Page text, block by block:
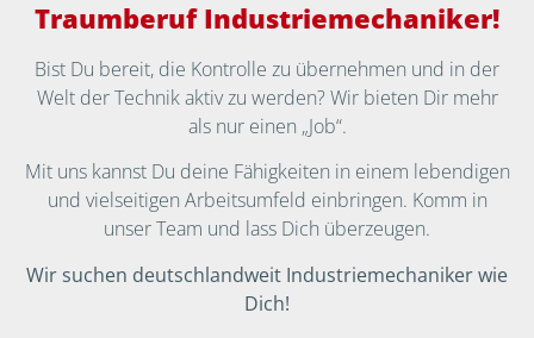
Traumberuf Industriemechaniker!
Bist Du bereit, die Kontrolle zu übernehmen und in der
Welt der Technik aktiv zu werden? Wir bieten Dir mehr
als nur einen „Job“.
Mit uns kannst Du deine Fähigkeiten in einem lebendigen
und vielseitigen Arbeitsumfeld einbringen. Komm in
unser Team und lass Dich überzeugen.
Wir suchen deutschlandweit Industriemechaniker wie
Dich!